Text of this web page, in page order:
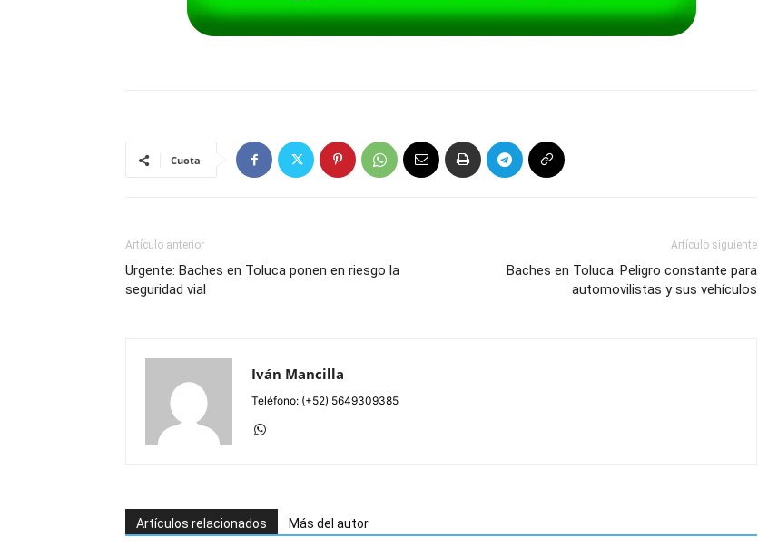
Cuota
Artículo anterior
Urgente: Baches en Toluca ponen en riesgo la
seguridad vial
Artículo siguiente
Baches en Toluca: Peligro constante para
automovilistas y sus vehículos
Iván Mancilla
Teléfono: (+52) 5649309385
Artículos relacionados Más del autor